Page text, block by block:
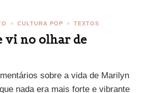
CULTURA POP TEXTOS
vi no olhar de
sobre a vida de Marilyn
nada era mais forte e vibrante